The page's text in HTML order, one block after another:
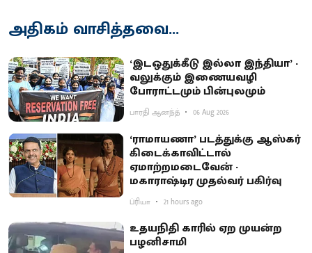
அதிகம் வாசித்தவை...
‘இடஒதுக்கீடு இல்லா இந்தியா’ -
வலுக்கும் இணையவழி
போராட்டமும் பின்புலமும்
பாரதி ஆனந்த் 06 Aug 2026
‘ராமாயணா’ படத்துக்கு ஆஸ்கர்
கிடைக்காவிட்டால்
ஏமாற்றமடைவேன் -
மகாராஷ்டிர முதல்வர் பகிர்வு
ப்ரியா 21 hours ago
உதயநிதி காரில் ஏற முயன்ற
பழனிசாமி